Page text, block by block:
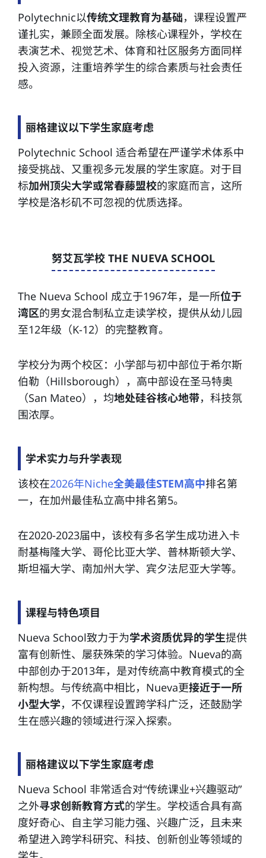
Polytechnic以传统文理教育为基础，课程设置严
谨扎实，兼顾全面发展。除核心课程外，学校在
表演艺术、视觉艺术、体育和社区服务方面同样
投入资源，注重培养学生的综合素质与社会责任
感。
丽格建议以下学生家庭考虑
Polytechnic School 适合希望在严谨学术体系中
接受挑战、又重视多元发展的学生家庭。对于目
标加州顶尖大学或常春藤盟校的家庭而言，这所
学校是洛杉矶不可忽视的优质选择。
努艾瓦学校 THE NUEVA SCHOOL
The Nueva School 成立于1967年，是一所位于
湾区的男女混合制私立走读学校，提供从幼儿园
至12年级（K-12）的完整教育。
学校分为两个校区：小学部与初中部位于希尔斯
伯勒（Hillsborough），高中部设在圣马特奥
（San Mateo），均地处硅谷核心地带，科技氛
围浓厚。
学术实力与升学表现
该校在2026年Niche全美最佳STEM高中排名第
一，在加州最佳私立高中排名第5。
在2020-2023届中，该校有多名学生成功进入卡
耐基梅隆大学、哥伦比亚大学、普林斯顿大学、
斯坦福大学、南加州大学、宾夕法尼亚大学等。
课程与特色项目
Nueva School致力于为学术资质优异的学生提供
富有创新性、屡获殊荣的学习体验。Nueva的高
中部创办于2013年，是对传统高中教育模式的全
新构想。与传统高中相比，Nueva更接近于一所
小型大学，不仅课程设置跨学科广泛，还鼓励学
生在感兴趣的领域进行深入探索。
丽格建议以下学生家庭考虑
Nueva School 非常适合对“传统课业+兴趣驱动”
之外寻求创新教育方式的学生。学校适合具有高
度好奇心、自主学习能力强、兴趣广泛，且未来
希望进入跨学科研究、科技、创新创业等领域的